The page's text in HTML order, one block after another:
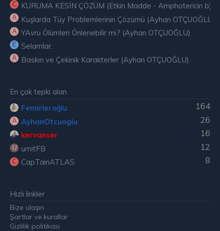
C KURUMA KESİN ÇÖZÜM (Etkin Madde - Amphotericin b)
A Kuşlarda Tüy Problemlerinin Çözümü (Ayhan OTÇUOĞLU)
A YAvru Ölümleri Önlenebilir mi? (Ayhan OTÇUOĞLU)
E Selamlar..
A Baskın ve Çekinik Karakterler (Ayhan OTÇUOĞLU)
En çok tepki alan
164
Femirleroğlu
A 26
AyhanOtcuoglu
16
kervanser
U 12
umitFB
C 8
CapTainATLAS
Hızlı linkler
Bize ulaşın
Şartlar ve kurallar
Gizlilik politikası